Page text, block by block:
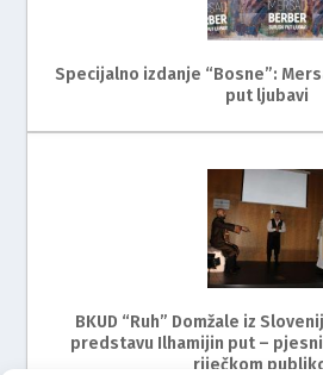
Specijalno izdanje “Bosne”:
put ljubavi
BKUD “Ruh” Domžale iz
predstavu Ilhamijin put –
riječkom